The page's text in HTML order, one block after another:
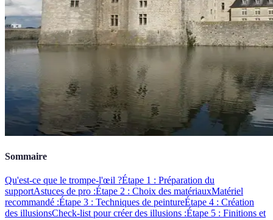
Sommaire
Qu'est-ce que le trompe-l'œil ?Étape 1 : Préparation du
supportAstuces de pro :Étape 2 : Choix des matériauxMatériel
recommandé :Étape 3 : Techniques de peintureÉtape 4 : Création
des illusionsCheck-list pour créer des illusions :Étape 5 : Finitions et